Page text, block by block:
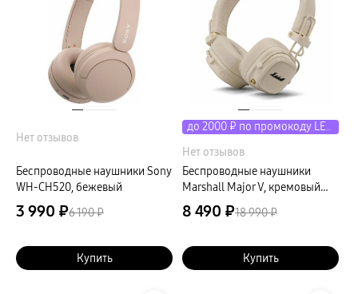
Нет отзывов
Беспроводные наушники Sony
WH-CH520, бежевый
3 990 ₽6 190 ₽
Купить
до 2000 ₽ по промокоду LETO
Нет отзывов
Беспроводные наушники
Marshall Major V, кремовый
(Cream)
8 490 ₽18 990 ₽
Купить